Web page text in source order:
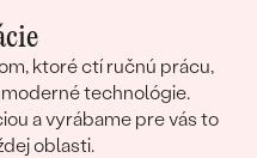
ktoré ctí ručnú prácu,
technológie.
a vyrábame pre vás to
oblasti.